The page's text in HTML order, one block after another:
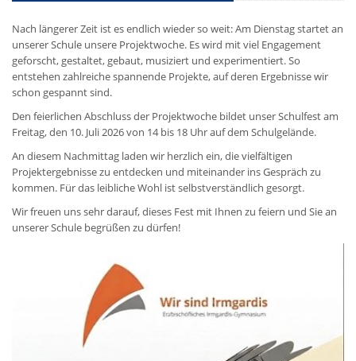
Nach längerer Zeit ist es endlich wieder so weit: Am Dienstag startet an
unserer Schule unsere Projektwoche. Es wird mit viel Engagement
geforscht, gestaltet, gebaut, musiziert und experimentiert. So
entstehen zahlreiche spannende Projekte, auf deren Ergebnisse wir
schon gespannt sind.
Den feierlichen Abschluss der Projektwoche bildet unser Schulfest am
Freitag, den 10. Juli 2026 von 14 bis 18 Uhr auf dem Schulgelände.
An diesem Nachmittag laden wir herzlich ein, die vielfältigen
Projektergebnisse zu entdecken und miteinander ins Gespräch zu
kommen. Für das leibliche Wohl ist selbstverständlich gesorgt.
Wir freuen uns sehr darauf, dieses Fest mit Ihnen zu feiern und Sie an
unserer Schule begrüßen zu dürfen!